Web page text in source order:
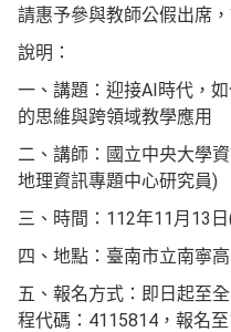
請惠予參與教師公假出席，
說明：
一、講題：迎接AI時代，
的思維與跨領域教學應用
二、講師：國立中央大學
地理資訊專題中心研究員)
三、時間：112年11月13
四、地點：臺南市立南寧
五、報名方式：即日起至
程代碼：4115814，報名